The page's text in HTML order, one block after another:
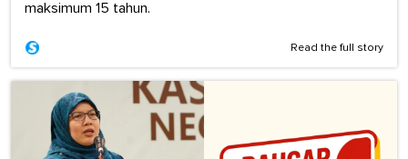
maksimum 15 tahun.
Read the full story